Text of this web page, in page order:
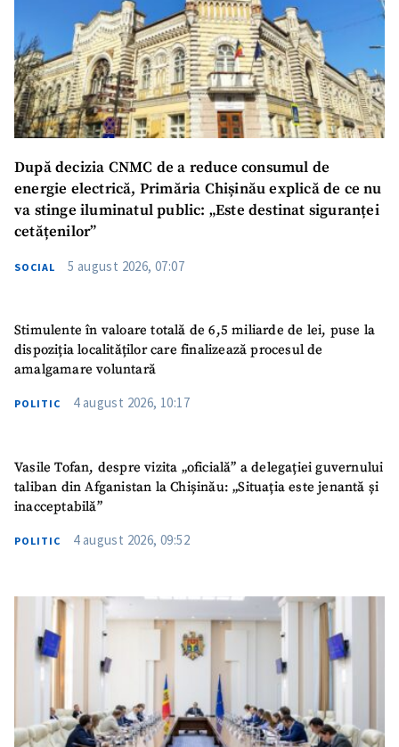
După decizia CNMC de a reduce consumul de
energie electrică, Primăria Chișinău explică de ce nu
va stinge iluminatul public: „Este destinat siguranței
cetățenilor”
SOCIAL 5 august 2026, 07:07
Stimulente în valoare totală de 6,5 miliarde de lei, puse la
dispoziția localităților care finalizează procesul de
amalgamare voluntară
POLITIC 4 august 2026, 10:17
Vasile Tofan, despre vizita „oficială” a delegației guvernului
taliban din Afganistan la Chișinău: „Situația este jenantă și
inacceptabilă”
POLITIC 4 august 2026, 09:52